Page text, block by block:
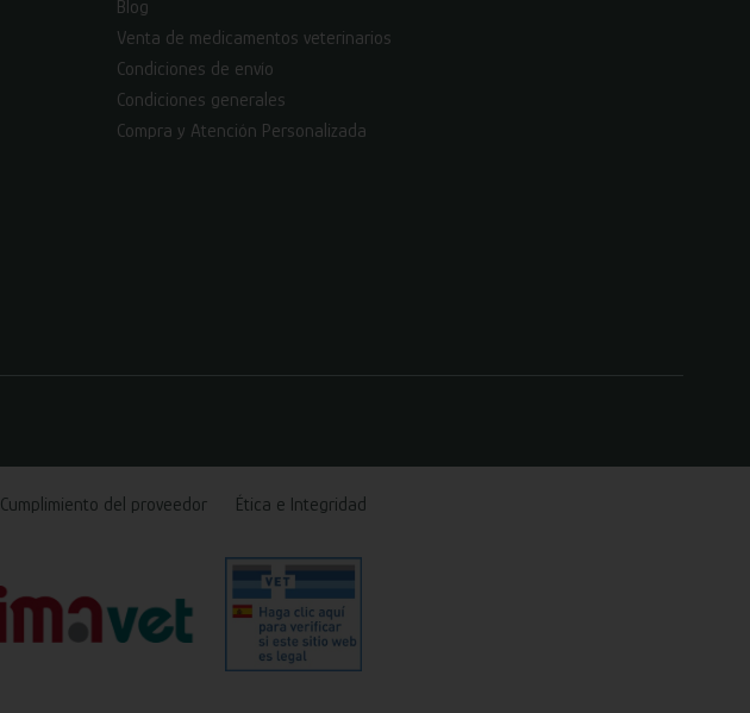
Blog
Venta de medicamentos veterinarios
Condiciones de envío
Condiciones generales
Compra y Atención Personalizada
Cumplimiento del proveedor Ética e Integridad